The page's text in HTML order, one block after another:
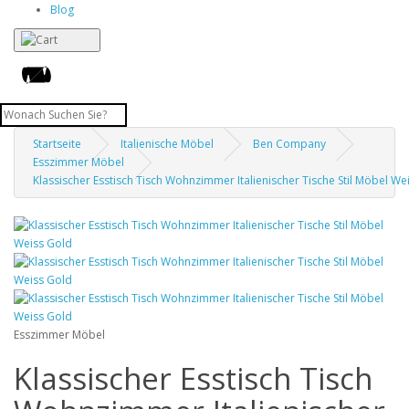
Blog
Startseite Italienische Möbel
Ben Company
Esszimmer Möbel
Klassischer Esstisch Tisch Wohnzimmer Italienischer Tische Stil Möbel
Esszimmer Möbel
Klassischer Esstisch Tisch